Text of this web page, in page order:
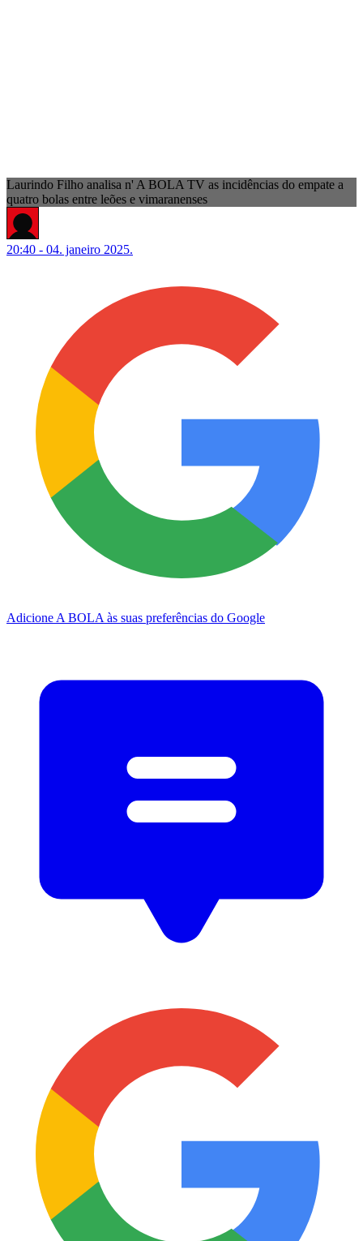
Laurindo Filho analisa n' A BOLA TV as incidências do empate a
quatro bolas entre leões e vimaranenses
20:40 - 04. janeiro 2025.
Adicione A BOLA às suas preferências do Google